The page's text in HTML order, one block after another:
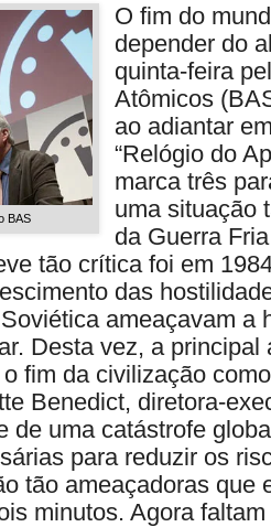
BAS
O fim do
depender do
quinta-feira
Atômicos
ao adiantar
“Relógio do
marca três
uma situação
da Guerra
tão crítica foi em
das
ameaçavam a
Desta vez, a
fim da civilização
Benedict, diretora-
de uma catástrofe
para reduzir os
tão ameaçadoras que
minutos. Agora